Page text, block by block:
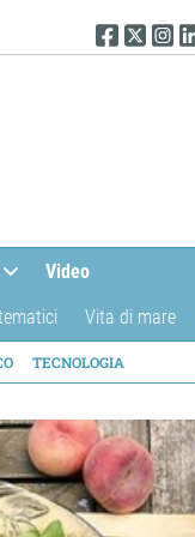
Seguici
Video
Vita di mare
TECNOLOGIA